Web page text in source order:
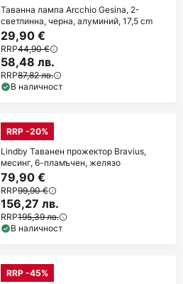
Таванна лампа Arcchio Gesina, 2-
светлинна, черна, алуминий, 17,5 cm
29,90 €
RRP44,90 €
58,48 лв.
RRP87,82 лв.
В наличност
RRP -20%
Lindby Таванен прожектор Bravius,
месинг, 6-пламъчен, желязо
79,90 €
RRP99,90 €
156,27 лв.
RRP195,39 лв.
В наличност
RRP -45%